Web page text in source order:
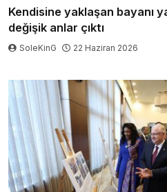
Kendisine yaklaşan bayanı
değişik anlar çıktı
SoleKinG 22 Haziran 2026